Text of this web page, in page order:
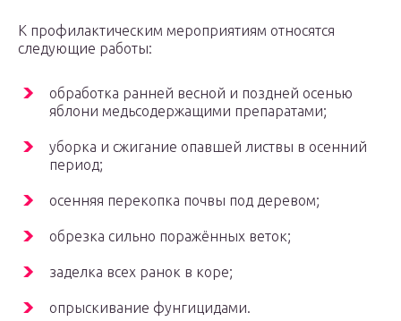
К профилактическим мероприятиям относятся
следующие работы:
обработка ранней весной и поздней осенью
яблони медьсодержащими препаратами;
уборка и сжигание опавшей листвы в осенний
период;
осенняя перекопка почвы под деревом;
обрезка сильно поражённых веток;
заделка всех ранок в коре;
опрыскивание фунгицидами.